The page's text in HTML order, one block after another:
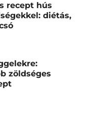
recept hús
diétás,
zöldséges